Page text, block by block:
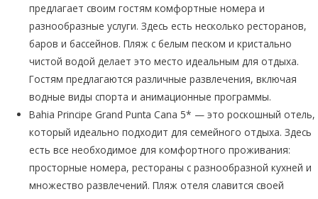
предлагает своим гостям комфортные номера и
разнообразные услуги. Здесь есть несколько ресторанов,
баров и бассейнов. Пляж с белым песком и кристально
чистой водой делает это место идеальным для отдыха.
Гостям предлагаются различные развлечения, включая
водные виды спорта и анимационные программы.
Bahia Principe Grand Punta Cana 5* — это роскошный отель,
который идеально подходит для семейного отдыха. Здесь
есть все необходимое для комфортного проживания:
просторные номера, рестораны с разнообразной кухней и
множество развлечений. Пляж отеля славится своей